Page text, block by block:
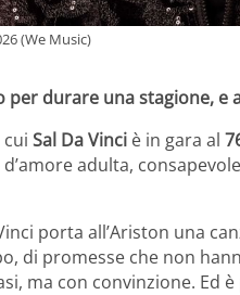
(We Music)
per durare una stagione,
cui Sal Da Vinci è in gara al
adulta,
porta all’Ariston una
di promesse che non
ma con convinzione. Ed